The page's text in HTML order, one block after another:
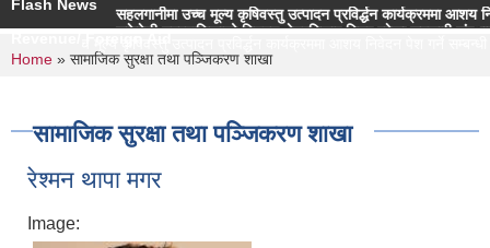
Flash News
सहलगानीमा उच्च मूल्य कृषिवस्तु उत्पादन प्रविर्द्धन कार्यक्रममा आशय निवेदन
लकेवेशी नगरपालिकाको नियमन क्षेत्रधिकार भित्र रहेका सहकारी
You are here
Home » सामाजिक सुरक्षा तथा पञ्जिकरण शाखा
सामाजिक सुरक्षा तथा पञ्जिकरण शाखा
रेश्मन थापा मगर
Image: